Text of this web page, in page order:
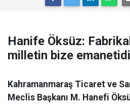
Hanife Öksüz:
milletin bize
Kahramanmaraş Ticaret ve
Meclis Başkanı M. Hanefi